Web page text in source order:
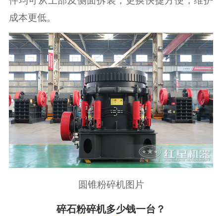
成本更低。
圆锥粉碎机图片
碎石粉碎机多少钱一台？